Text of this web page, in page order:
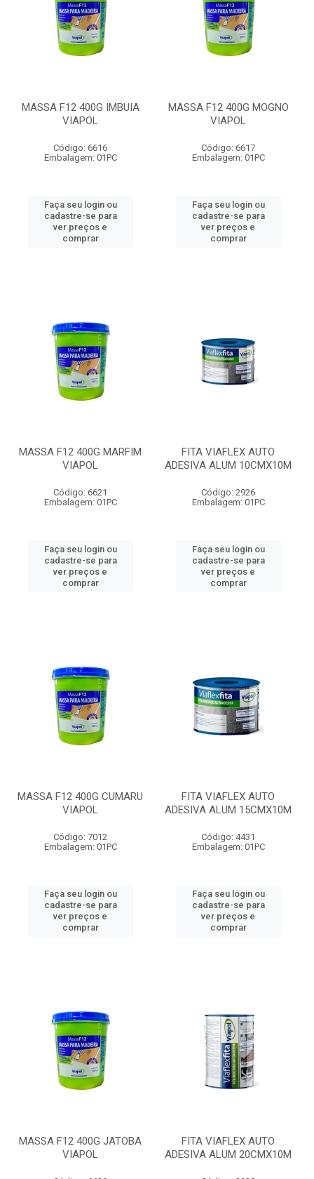
MASSA F12 400G IMBUIA
VIAPOL
Código: 6616
Embalagem: 01PC
Faça seu login ou
cadastre-se para
ver preços e
comprar
MASSA F12 400G MOGNO
VIAPOL
Código: 6617
Embalagem: 01PC
Faça seu login ou
cadastre-se para
ver preços e
comprar
MASSA F12 400G MARFIM
VIAPOL
Código: 6621
Embalagem: 01PC
Faça seu login ou
cadastre-se para
ver preços e
comprar
FITA VIAFLEX AUTO
ADESIVA ALUM 10CMX10M
Código: 2926
Embalagem: 01PC
Faça seu login ou
cadastre-se para
ver preços e
comprar
MASSA F12 400G CUMARU
VIAPOL
Código: 7012
Embalagem: 01PC
Faça seu login ou
cadastre-se para
ver preços e
comprar
FITA VIAFLEX AUTO
ADESIVA ALUM 15CMX10M
Código: 4431
Embalagem: 01PC
Faça seu login ou
cadastre-se para
ver preços e
comprar
MASSA F12 400G JATOBA
VIAPOL
FITA VIAFLEX AUTO
ADESIVA ALUM 20CMX10M